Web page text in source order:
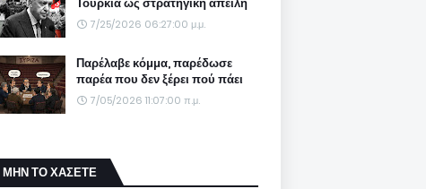
7/25/2026 06:27:00 μ.μ.
Παρέλαβε κόμμα, παρέδωσε
παρέα που δεν ξέρει πού πάει
7/05/2026 11:07:00 π.μ.
ΜΗΝ ΤΟ ΧΑΣΕΤΕ